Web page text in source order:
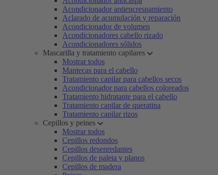
Acondicionador antiencrespamiento
Aclarado de acumulación y reparación
Acondicionador de volumen
Acondicionadores cabello rizado
Acondicionadores sólidos
Mascarilla y tratamiento capilares
Mostrar todos
Mantecas para el cabello
Tratamiento capilar para cabellos secos
Acondicionador para cabellos coloreados
Tratamiento hidratante para el cabello
Tratamiento capilar de queratina
Tratamiento capilar rizos
Cepillos y peines
Mostrar todos
Cepillos redondos
Cepillos desenredantes
Cepillos de paleta y planos
Cepillos de madera